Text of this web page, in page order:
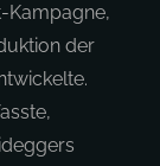
Kampagne,
der